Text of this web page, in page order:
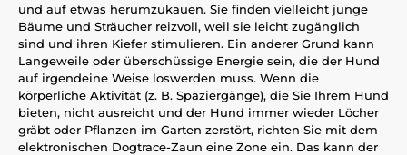
und auf etwas herumzukauen. Sie finden vielleicht junge
Bäume und Sträucher reizvoll, weil sie leicht zugänglich
sind und ihren Kiefer stimulieren. Ein anderer Grund kann
Langeweile oder überschüssige Energie sein, die der Hund
auf irgendeine Weise loswerden muss. Wenn die
körperliche Aktivität (z. B. Spaziergänge), die Sie Ihrem Hund
bieten, nicht ausreicht und der Hund immer wieder Löcher
gräbt oder Pflanzen im Garten zerstört, richten Sie mit dem
elektronischen Dogtrace-Zaun eine Zone ein. Das kann der